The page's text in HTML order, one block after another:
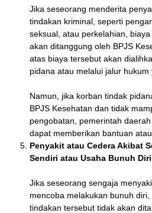
Jika seseorang menderita
tindakan kriminal, seperti
seksual, atau perkelahian,
akan ditanggung oleh BPJS
atas biaya tersebut akan
pidana atau melalui jalur hukum
Namun, jika korban tindak
BPJS Kesehatan dan tidak
pengobatan, pemerintah
dapat memberikan bantuan atau
Penyakit atau Cedera Akibat
Sendiri atau Usaha Bunuh Diri
Jika seseorang sengaja
mencoba melakukan bunuh
tindakan tersebut tidak akan